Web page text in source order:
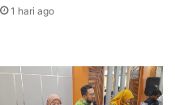
1 hari ago